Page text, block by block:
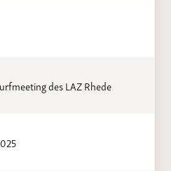
des LAZ Rhede